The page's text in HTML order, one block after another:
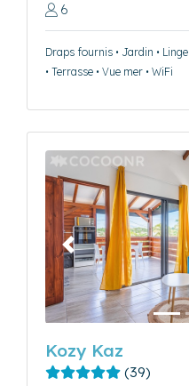
6
Draps fournis • Jardin •
• Terrasse • Vue mer • WiFi
Précédent
Kozy Kaz
(39)